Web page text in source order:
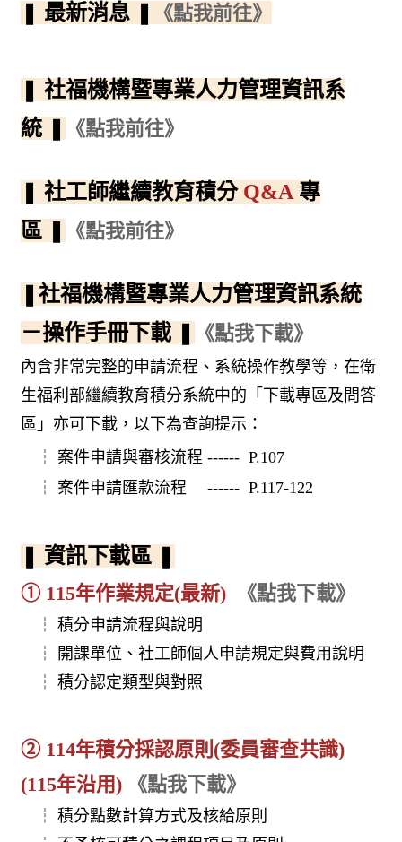
最新消息 《點我前往》
社福機構暨專業人力管理資訊系
統
《點我前往》
社工師繼續教育積分 Q&A 專
區
《點我前往》
社福機構暨專業人力管理資訊系統
－操作手冊下載
《點我下載》
內含非常完整的申請流程、系統操作教學等，在衛
生福利部繼續教育積分系統中的「下載專區及問答
區」亦可下載，以下為查詢提示：
┆ 案件申請與審核流程 ------ P.107
┆ 案件申請匯款流程 ------ P.117-122
資訊下載區
➀ 115年作業規定(最新) 《點我下載》
┆ 積分申請流程與說明
┆
開課單位、社工師個人申請規定與費用說明
┆ 積分認定類型與對照
➁ 114年積分採認原則(委員審查共識)
(115年沿用)
《點我下載》
┆ 積分點數計算方式及核給原則